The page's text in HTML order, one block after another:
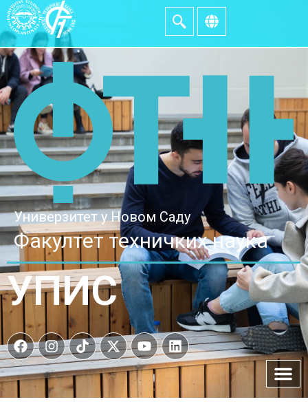
Универзитет у Новом Саду
Факултет техничких наука
УПИС